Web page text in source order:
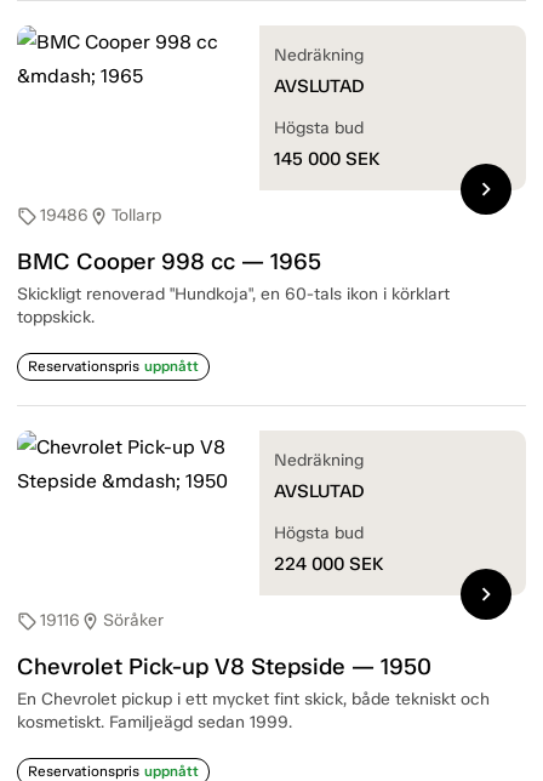
sell19486 location_on Tollarp
BMC Cooper 998 cc — 1965
Skickligt renoverad "Hundkoja", en 60-tals ikon i körklart
toppskick.
Reservationspris uppnått
Nedräkning
AVSLUTAD
Högsta bud
145 000 SEK
chevron_right
sell19116 location_on Söråker
Chevrolet Pick-up V8 Stepside — 1950
En Chevrolet pickup i ett mycket fint skick, både tekniskt och
kosmetiskt. Familjeägd sedan 1999.
Reservationspris uppnått
Nedräkning
AVSLUTAD
Högsta bud
224 000 SEK
chevron_right